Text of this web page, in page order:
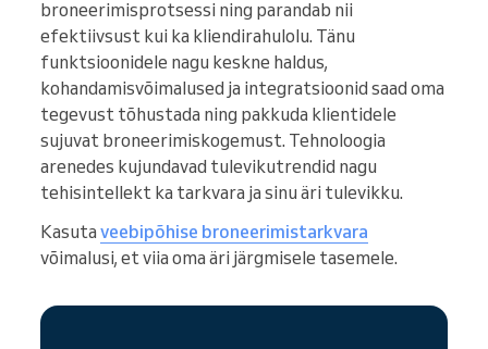
broneerimisprotsessi ning parandab nii
efektiivsust kui ka kliendirahulolu. Tänu
funktsioonidele nagu keskne haldus,
kohandamisvõimalused ja integratsioonid saad oma
tegevust tõhustada ning pakkuda klientidele
sujuvat broneerimiskogemust. Tehnoloogia
arenedes kujundavad tulevikutrendid nagu
tehisintellekt ka tarkvara ja sinu äri tulevikku.
Kasuta veebipõhise broneerimistarkvara
võimalusi, et viia oma äri järgmisele tasemele.